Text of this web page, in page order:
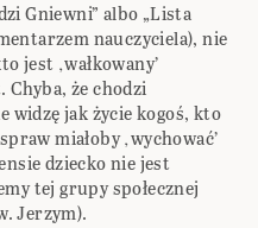
Gniewni” albo „Lista
nauczyciela), nie
jest ‚wałkowany’
że chodzi
widzę jak życie kogoś, kto
miałoby ‚wychować’
dziecko nie jest
tej grupy społecznej
Jerzym).